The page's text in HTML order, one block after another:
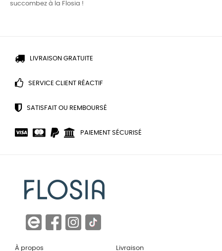
succombez à la Flosia !
LIVRAISON GRATUITE
SERVICE CLIENT RÉACTIF
SATISFAIT OU REMBOURSÉ
PAIEMENT SÉCURISÉ
À propos Livraison